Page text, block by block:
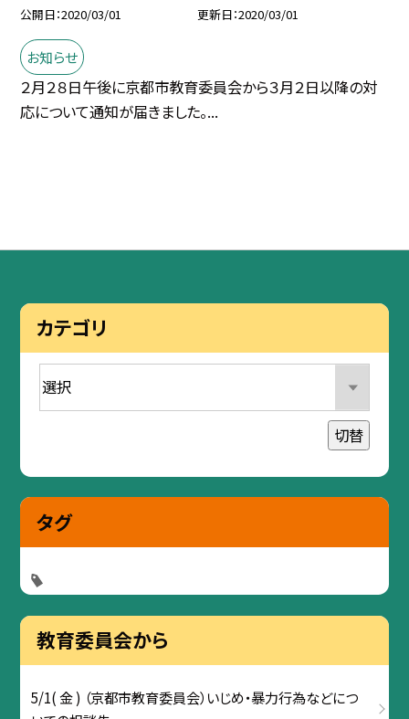
公開日 2020/03/01 更新日 2020/03/01
お知らせ
２月２８日午後に京都市教育委員会から３月２日以降の対
応について通知が届きました。...
カテゴリ
切替
タグ
教育委員会から
5/1( 金 ) （京都市教育委員会）いじめ・暴力行為などにつ